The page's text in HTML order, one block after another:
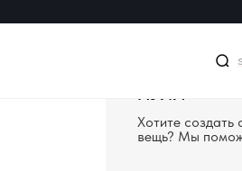
|
Хотите создать
вещь? Мы